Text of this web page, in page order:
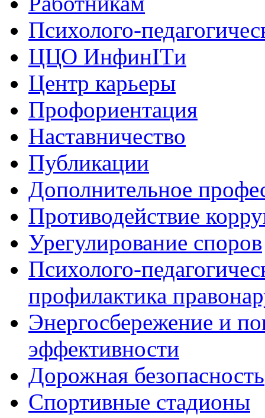
Психолого-
ЦЦО ИнфинITи
Центр карьеры
Профориентация
Наставничество
Публикации
Дополнительное
Противодействие
Урегулирование споров
Психолого-
профилактика
Энергосбережение и
эффективности
Дорожная безопасность
Спортивные стадионы